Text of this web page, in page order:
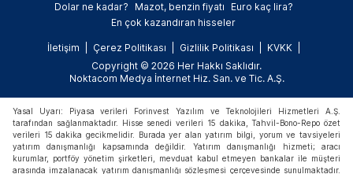
Dolar ne kadar?
Mazot, benzin fiyatı
Euro kaç lira?
En çok kazandıran hisseler
İletişim Çerez Politikası Gizlilik Politikası
KVKK
Copyright © 2026 Her Hakkı Saklıdır.
Noktacom Medya İnternet Hiz. San. ve Tic. A.Ş.
Yasal Uyarı: Piyasa verileri Forinvest Yazılım ve Teknolojileri Hizmetleri A.Ş.
tarafından sağlanmaktadır. Hisse senedi verileri 15 dakika, Tahvil-Bono-Repo özet
verileri 15 dakika gecikmelidir. Burada yer alan yatırım bilgi, yorum ve tavsiyeleri
yatırım danışmanlığı kapsamında değildir. Yatırım danışmanlığı hizmeti; aracı
kurumlar, portföy yönetim şirketleri, mevduat kabul etmeyen bankalar ile müşteri
arasında imzalanacak yatırım danışmanlığı sözleşmesi çerçevesinde sunulmaktadır.